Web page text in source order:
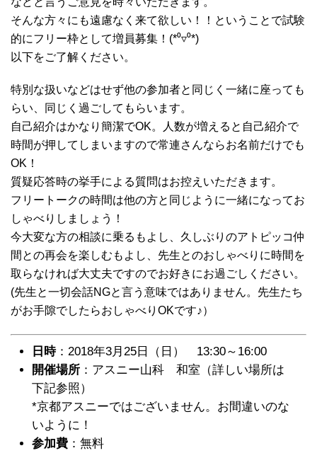
そんな方々にも遠慮なく来て欲しい！！ということで試験
的にフリー枠として増員募集！(*⁰▿⁰*)
以下をご了解ください。
特別な扱いなどはせず他の参加者と同じく一緒に座っても
らい、同じく過ごしてもらいます。
自己紹介はかなり簡潔でOK。人数が増えると自己紹介で
時間が押してしまいますので常連さんならお名前だけでも
OK！
質疑応答時の挙手による質問はお控えいただきます。
フリートークの時間は他の方と同じように一緒になってお
しゃべりしましょう！
今大変な方の相談に乗るもよし、久しぶりのアトピッコ仲
間との再会を楽しむもよし、先生とのおしゃべりに時間を
取らなければ大丈夫ですのでお好きにお過ごしください。
(先生と一切会話NGと言う意味ではありません。先生たち
がお手隙でしたらおしゃべりOKです♪）
日時：2018年3月25日（日） 13:30～16:00
開催場所 ：アスニー山科 和室（詳しい場所は
下記参照）
*京都アスニーではございません。お間違いのな
いように！
参加費 ：無料